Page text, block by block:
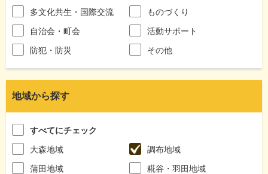
多文化共生・国際交流
ものづくり
自治会・町会
活動サポート
防犯・防災
その他
地域から探す
すべてにチェック
大森地域
調布地域
蒲田地域
糀谷・羽田地域